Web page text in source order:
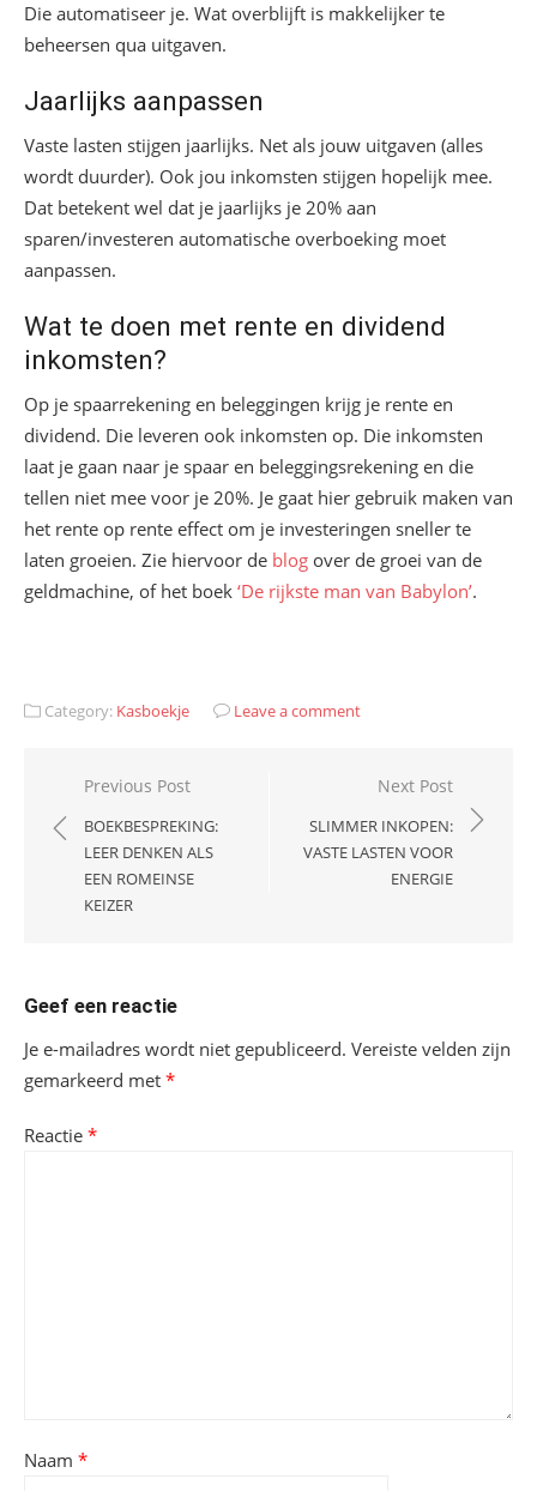
Die automatiseer je. Wat overblijft is makkelijker te
beheersen qua uitgaven.
Jaarlijks aanpassen
Vaste lasten stijgen jaarlijks. Net als jouw uitgaven (alles
wordt duurder). Ook jou inkomsten stijgen hopelijk mee.
Dat betekent wel dat je jaarlijks je 20% aan
sparen/investeren automatische overboeking moet
aanpassen.
Wat te doen met rente en dividend
inkomsten?
Op je spaarrekening en beleggingen krijg je rente en
dividend. Die leveren ook inkomsten op. Die inkomsten
laat je gaan naar je spaar en beleggingsrekening en die
tellen niet mee voor je 20%. Je gaat hier gebruik maken van
het rente op rente effect om je investeringen sneller te
laten groeien. Zie hiervoor de blog over de groei van de
geldmachine, of het boek ‘De rijkste man van Babylon’.
Category: Kasboekje Leave a comment
Bericht
navigatie
Previous Post
BOEKBESPREKING:
LEER DENKEN ALS
EEN ROMEINSE
KEIZER
Next Post
SLIMMER INKOPEN:
VASTE LASTEN VOOR
ENERGIE
Geef een reactie
Je e-mailadres wordt niet gepubliceerd. Vereiste velden zijn
gemarkeerd met *
Reactie *
Naam *